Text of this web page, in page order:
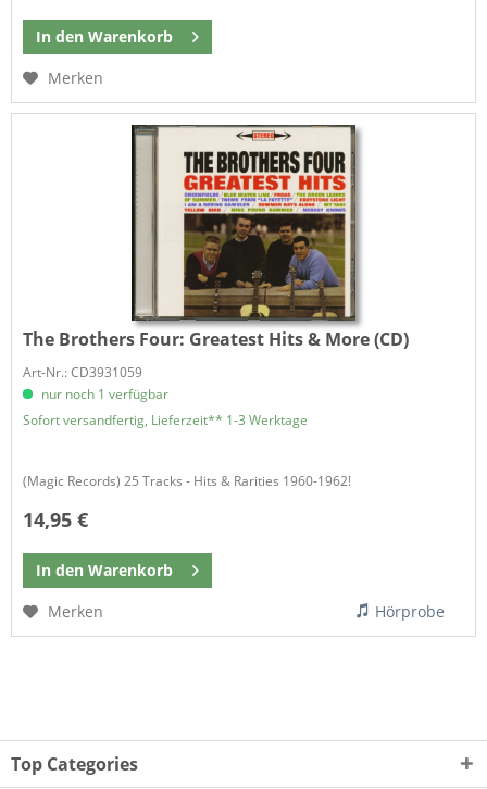
In den Warenkorb
Merken
The Brothers Four: Greatest Hits & More (CD)
Art-Nr.: CD3931059
nur noch 1 verfügbar
Sofort versandfertig, Lieferzeit** 1-3 Werktage
(Magic Records) 25 Tracks - Hits & Rarities 1960-1962!
14,95 €
In den Warenkorb
Merken
Hörprobe
Top Categories